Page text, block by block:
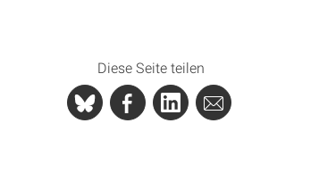
Diese Seite teilen